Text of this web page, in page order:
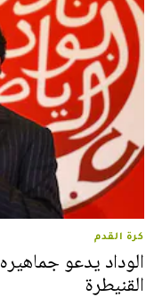
كرة القدم
الوداد يدعو
القنيطرة